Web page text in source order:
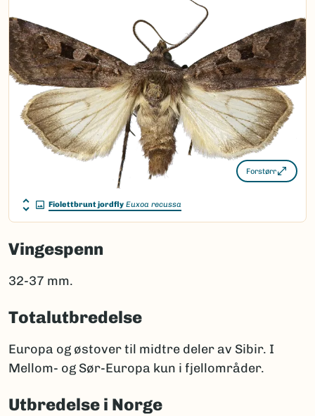
Forstørr
Fiolettbrunt jordfly Euxoa recussa
Vingespenn
32-37 mm.
Totalutbredelse
Europa og østover til midtre deler av Sibir. I
Mellom- og Sør-Europa kun i fjellområder.
Utbredelse i Norge